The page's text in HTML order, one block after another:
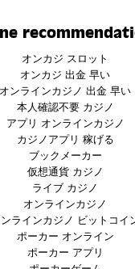
オンカジ スロット
オンカジ 出金 早い
オンラインカジノ 出金 早い
本人確認不要 カジノ
アプリ オンラインカジノ
カジノアプリ 稼げる
ブックメーカー
仮想通貨 カジノ
ライブ カジノ
オンラインカジノ
ラインカジノ ビットコイ
ポーカー オンライン
ポーカー アプリ